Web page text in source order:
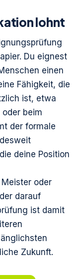
lohnt
Du eignest
einen
Fähigkeit, die
ist, etwa
oder beim
der formale
deine Position
oder
darauf
ist damit
Zukunft.